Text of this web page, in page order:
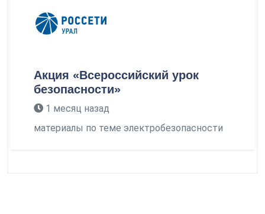
Акция «Всероссийский урок
безопасности»
1 месяц назад
материалы по теме электробезопасности